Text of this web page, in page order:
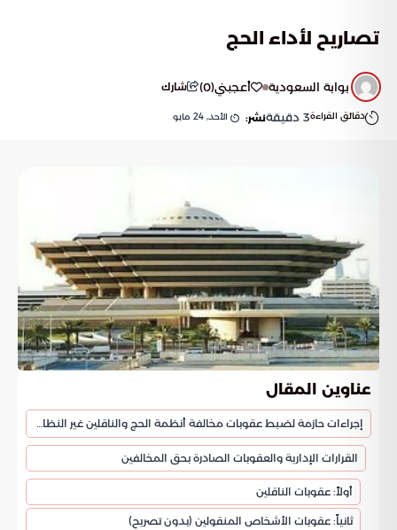
تصاريح لأداء الحج
بوابة السعودية أعجبني(
0
) شارك
دقائق القراءة3 دقيقةنشر: الأحد, 24 مايو
عناوين المقال
إجراءات حازمة لضبط عقوبات مخالفة أنظمة الحج والناقلين غير النظاميين
القرارات الإدارية والعقوبات الصادرة بحق المخالفين
أولاً: عقوبات الناقلين
ثانياً: عقوبات الأشخاص المنقولين (بدون تصريح)